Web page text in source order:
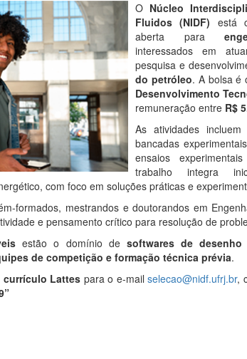
O Núcleo
Fluidos (NIDF) está
aberta para
interessados em
pesquisa e
do petróleo. A bolsa é
Desenvolvimento
remuneração entre R$
As atividades
bancadas
ensaios
trabalho integra
com foco em soluções práticas e
formados, mestrandos e doutorandos em
e pensamento crítico para resolução de
estão o domínio de softwares de
de competição e formação técnica prévia.
currículo Lattes para o e-mailselecao@nidf.ufrj.br,